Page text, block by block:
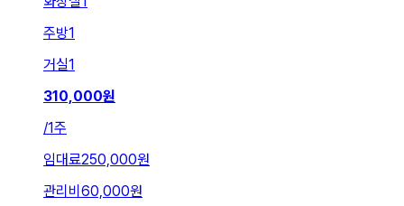
주방1
거실1
310,000원
/1주
임대료250,000원
관리비 60,000원